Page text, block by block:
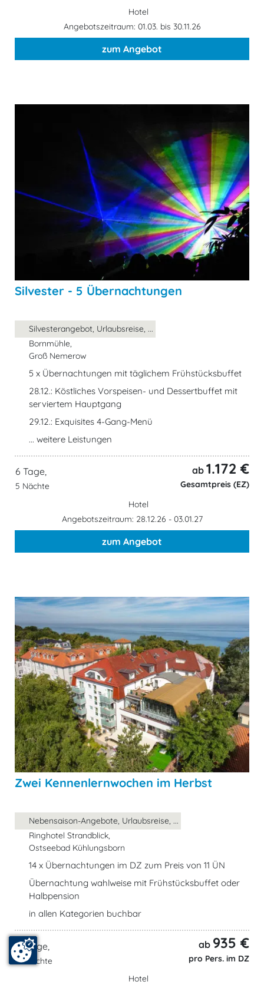
Hotel
Angebotszeitraum: 01.03. bis 30.11.26
zum Angebot
Silvester - 5 Übernachtungen
Silvesterangebot, Urlaubsreise, ...
Bornmühle,
Groß Nemerow
5 x Übernachtungen mit täglichem Frühstücksbuffet
28.12.: Köstliches Vorspeisen- und Dessertbuffet mit
serviertem Hauptgang
29.12.: Exquisites 4-Gang-Menü
... weitere Leistungen
6 Tage,
5 Nächte
ab 1.172 €
Gesamtpreis (EZ)
Hotel
Angebotszeitraum: 28.12.26 - 03.01.27
zum Angebot
Zwei Kennenlernwochen im Herbst
Nebensaison-Angebote, Urlaubsreise, ...
Ringhotel Strandblick,
Ostseebad Kühlungsborn
14 x Übernachtungen im DZ zum Preis von 11 ÜN
Übernachtung wahlweise mit Frühstücksbuffet oder
Halbpension
in allen Kategorien buchbar
15 Tage,
14 Nächte
ab 935 €
pro Pers. im DZ
Hotel